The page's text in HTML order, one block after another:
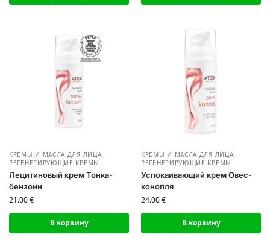
КРЕМЫ И МАСЛА ДЛЯ ЛИЦА,
РЕГЕНЕРИРУЮЩИЕ КРЕМЫ
Лецитиновый крем Тонка-
бензоин
21.00€
В корзину
КРЕМЫ И МАСЛА ДЛЯ ЛИЦА,
РЕГЕНЕРИРУЮЩИЕ КРЕМЫ
Успокаивающий крем Овес-
конопля
24.00€
В корзину